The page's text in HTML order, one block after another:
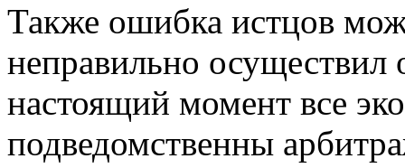
Также ошибка истцов
неправильно осуществил
настоящий момент все
подведомственны